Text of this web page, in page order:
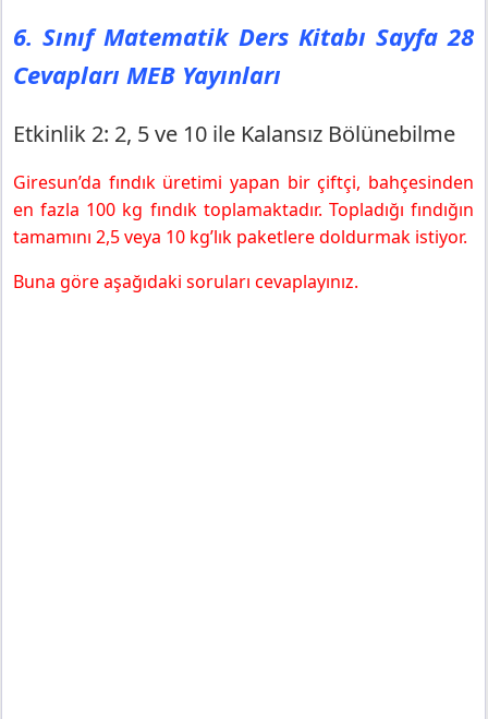
6. Sınıf Matematik Ders Kitabı Sayfa 28
Cevapları MEB Yayınları
Etkinlik 2: 2, 5 ve 10 ile Kalansız Bölünebilme
Giresun’da fındık üretimi yapan bir çiftçi, bahçesinden
en fazla 100 kg fındık toplamaktadır. Topladığı fındığın
tamamını 2,5 veya 10 kg’lık paketlere doldurmak istiyor.
Buna göre aşağıdaki soruları cevaplayınız.